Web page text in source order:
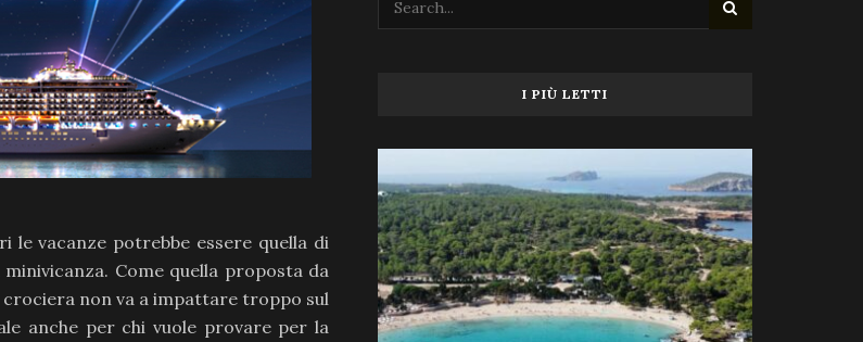
vacanze potrebbe essere quella di
Come quella proposta da
non va a impattare troppo sul
anche per chi vuole provare per la
I PIÙ LETTI